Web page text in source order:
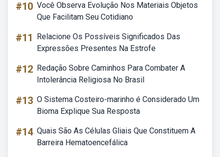
#10 Você Observa Evolução Nos Materiais Objetos
Que Facilitam Seu Cotidiano
#11
Relacione Os Possíveis Significados Das
Expressões Presentes Na Estrofe
#12 Redação Sobre Caminhos Para Combater A
Intolerância Religiosa No Brasil
#13 O Sistema Costeiro-marinho é Considerado Um
Bioma Explique Sua Resposta
#14 Quais São As Células Gliais Que Constituem A
Barreira Hematoencefálica